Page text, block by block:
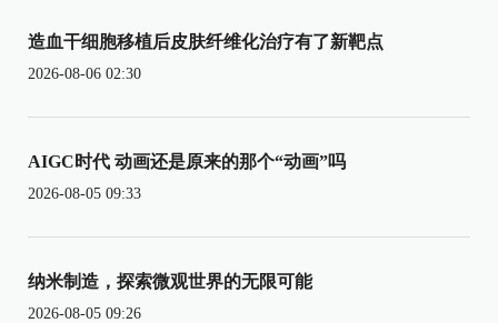
造血干细胞移植后皮肤纤维化治疗有了新靶点
2026-08-06 02:30
AIGC时代 动画还是原来的那个“动画”吗
2026-08-05 09:33
纳米制造，探索微观世界的无限可能
2026-08-05 09:26